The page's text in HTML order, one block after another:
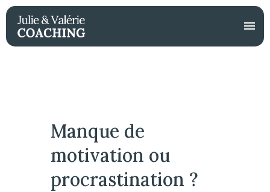
Manque de
motivation ou
procrastination ?